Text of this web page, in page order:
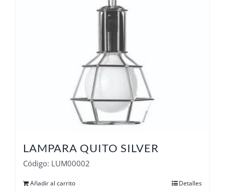
LAMPARA QUITO SILVER
Código: LUM00002
Añadir al carrito Detalles